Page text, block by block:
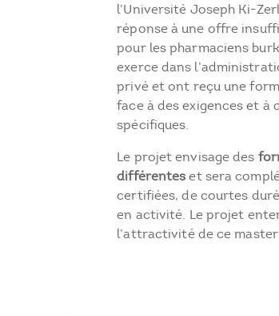
l’Université Joseph Ki-
réponse à une offre
pour les pharmaciens
exerce dans
privé et ont reçu une
face à des exigences et à
spécifiques.
Le projet envisage des
différentes et sera
certifiées, de courtes
en activité. Le projet
l’attractivité de ce